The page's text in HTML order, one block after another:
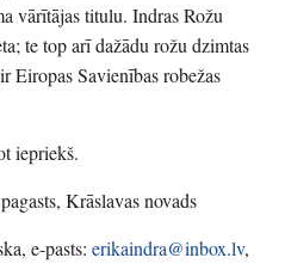
vārītājas titulu. Indras Rožu
te top arī dažādu rožu dzimtas
Eiropas Savienības robežas
iepriekš.
Krāslavas novads
e-pasts:erikaindra@inbox.lv,